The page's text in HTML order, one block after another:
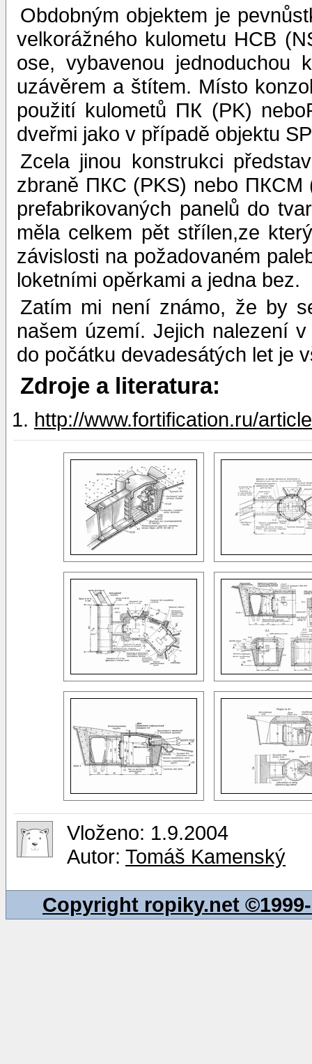
Obdobným objektem je
velkorážného kulometu НСВ
ose, vybavenou jednoduchou
uzávěrem a štítem. Místo
použití kulometů ПК (PK)
dveřmi jako v případě objektu
Zcela jinou konstrukci
zbraně ПКС (PKS) nebo ПКСМ
prefabrikovaných panelů do
měla celkem pět střílen,ze
závislosti na požadovaném
loketními opěrkami a jedna bez.
Zatím mi není známo, že by
našem území. Jejich nalezení
do počátku devadesátých let je
Zdroje a literatura:
http://www.fortification.ru/
Vloženo: 1.9.2004
Autor: Tomáš Kamenský
Copyright ropiky.net